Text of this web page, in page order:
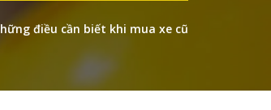
điều cần biết khi mua xe cũ